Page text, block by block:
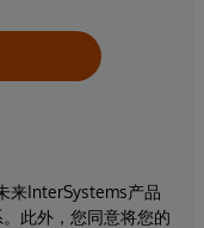
来InterSystems产品
此外，您同意将您的